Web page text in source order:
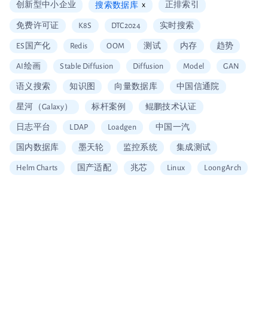
创新型中小企业 搜索数据库 x 正排索引
免费许可证 K8S DTC2024 实时搜索
ES国产化 Redis OOM 测试 内存 趋势
AI绘画 Stable Diffusion Diffusion Model GAN
语义搜索 知识图 向量数据库 中国信通院
星河（Galaxy） 标杆案例 鲲鹏技术认证
日志平台 LDAP Loadgen 中国一汽
国内数据库 墨天轮 监控系统 集成测试
Helm Charts 国产适配 兆芯 Linux LoongArch